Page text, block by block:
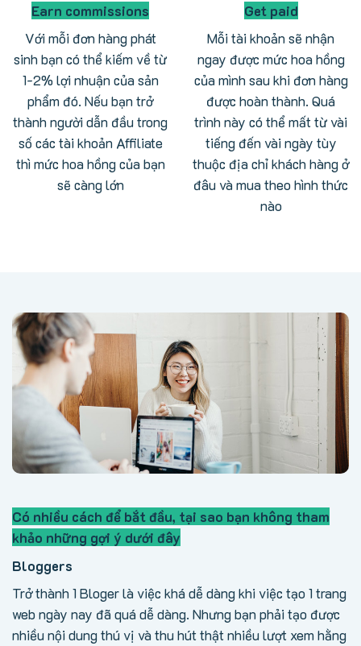
Earn commissions
Với mỗi đơn hàng phát
sinh bạn có thể kiếm về từ
1-2% lợi nhuận của sản
phẩm đó. Nếu bạn trở
thành người dẫn đầu trong
số các tài khoản Affiliate
thì mức hoa hồng của bạn
sẽ càng lớn
Get paid
Mỗi tài khoản sẽ nhận
ngay được mức hoa hồng
của mình sau khi đơn hàng
được hoàn thành. Quá
trình này có thể mất từ vài
tiếng đến vài ngày tùy
thuộc địa chỉ khách hàng ở
đâu và mua theo hình thức
nào
Có nhiều cách để bắt đầu, tại sao bạn không tham
khảo những gợi ý dưới đây
Bloggers
Trở thành 1 Bloger là việc khá dễ dàng khi việc tạo 1 trang
web ngày nay đã quá dễ dàng. Nhưng bạn phải tạo được
nhiều nội dung thú vị và thu hút thật nhiều lượt xem hằng